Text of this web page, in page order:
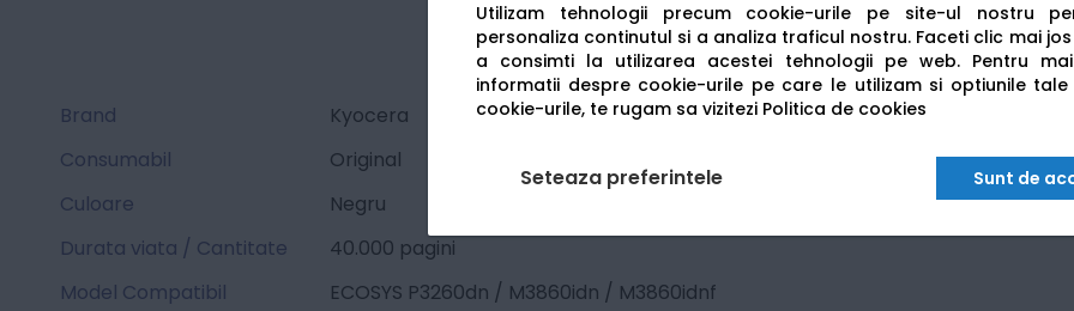
Utilizam tehnologii precum cookie-urile pe site-ul nostru
personaliza continutul si a analiza traficul nostru. Faceti clic mai
a consimti la utilizarea acestei tehnologii pe web. Pentru
informatii despre cookie-urile pe care le utilizam si optiunile tale
cookie-urile, te rugam sa vizitezi Politica de cookies
Seteaza preferintele Sunt de
Brand
Kyocera
Consumabil
Original
Culoare
Negru
Durata viata / Cantitate
40.000 pagini
Model Compatibil
ECOSYS P3260dn / M3860idn / M3860idnf